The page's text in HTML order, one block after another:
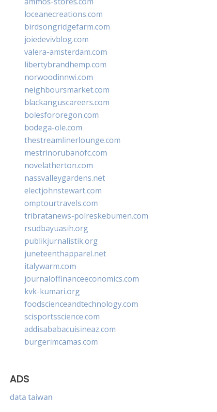
loceanecreations.com
birdsongridgefarm.com
joiedevivblog.com
valera-amsterdam.com
libertybrandhemp.com
norwoodinnwi.com
neighboursmarket.com
blackanguscareers.com
bolesfororegon.com
bodega-ole.com
thestreamlinerlounge.com
mestrinorubanofc.com
novelatherton.com
nassvalleygardens.net
electjohnstewart.com
omptourtravels.com
tribratanews-polreskebumen.com
rsudbayuasih.org
publikjurnalistik.org
juneteenthapparel.net
italywarm.com
journaloffinanceeconomics.com
kvk-kumari.org
foodscienceandtechnology.com
scisportsscience.com
addisababacuisineaz.com
burgerimcamas.com
ADS
data taiwan